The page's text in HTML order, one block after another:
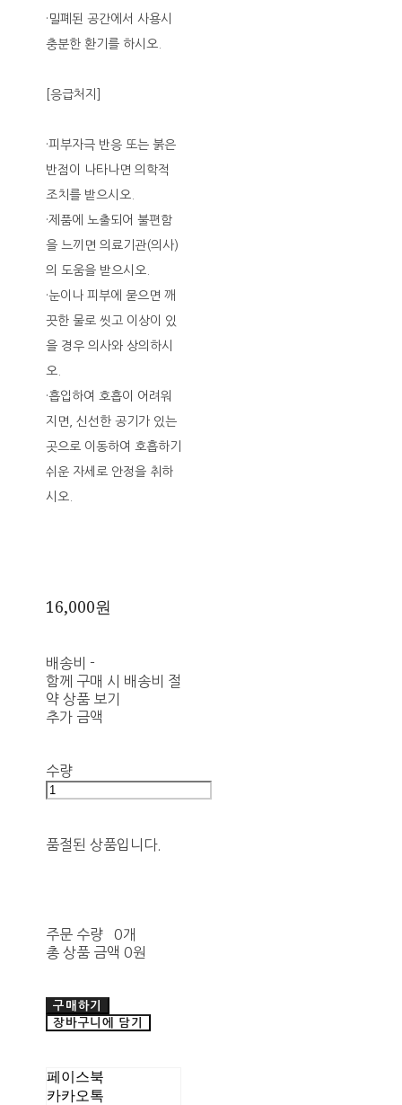
·밀폐된 공간에서 사용시
충분한 환기를 하시오.
[응급처지]
·피부자극 반응 또는 붉은
반점이 나타나면 의학적
조치를 받으시오.
·제품에 노출되어 불편함
을 느끼면 의료기관(의사)
의 도움을 받으시오.
·눈이나 피부에 묻으면 깨
끗한 물로 씻고 이상이 있
을 경우 의사와 상의하시
오.
·흡입하여 호흡이 어려워
지면, 신선한 공기가 있는
곳으로 이동하여 호흡하기
쉬운 자세로 안정을 취하
시오.
16,000원
배송비 -
함께 구매 시 배송비 절
약 상품 보기
추가 금액
수량
품절된 상품입니다.
주문 수량
0개
총 상품 금액 0원
구매하기
장바구니에 담기
페이스북
카카오톡